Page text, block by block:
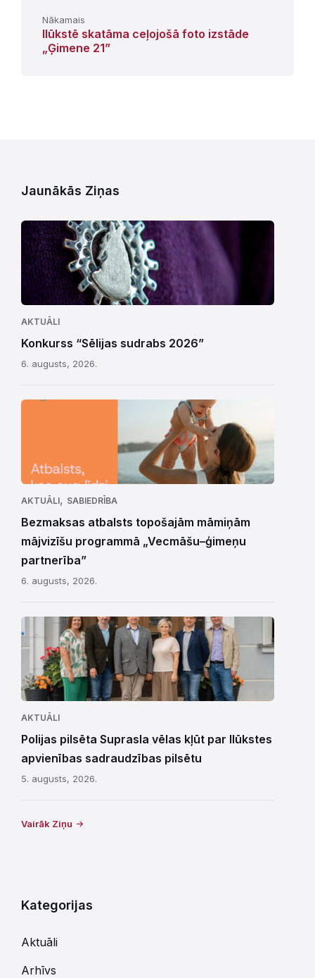
Nākamais
Ilūkstē skatāma ceļojošā foto izstāde
„Ģimene 21”
Jaunākās Ziņas
AKTUĀLI
Konkurss “Sēlijas sudrabs 2026”
6. augusts, 2026.
AKTUĀLI, SABIEDRĪBA
Bezmaksas atbalsts topošajām māmiņām
mājvizīšu programmā „Vecmāšu–ģimeņu
partnerība”
6. augusts, 2026.
AKTUĀLI
Polijas pilsēta Suprasla vēlas kļūt par Ilūkstes
apvienības sadraudzības pilsētu
5. augusts, 2026.
Vairāk Ziņu
Kategorijas
Aktuāli
Arhīvs